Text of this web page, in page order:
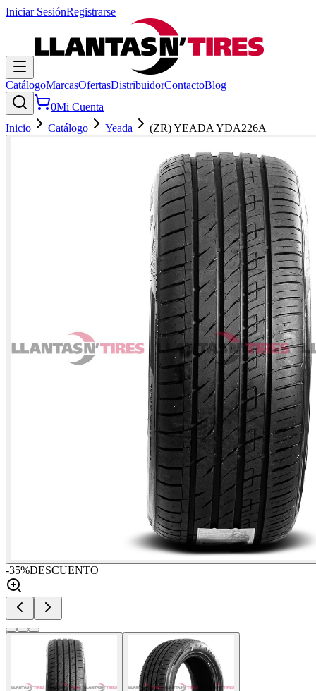
Iniciar SesiónRegistrarse
CatálogoMarcasOfertasDistribuidorContactoBlog
0Mi Cuenta
Inicio
Catálogo Yeada (ZR) YEADA YDA226A
-35%DESCUENTO